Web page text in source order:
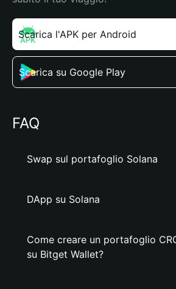
Scarica l'APK per Android
Scarica su Google Play
FAQ
Swap sul portafoglio Solana
DApp su Solana
Come creare un portafoglio
su Bitget Wallet?